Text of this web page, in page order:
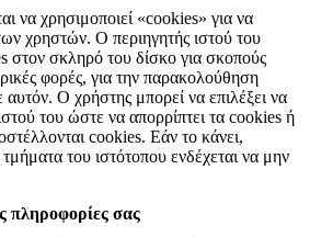
να χρησιμοποιεί «cookies» για να
χρηστών. Ο περιηγητής ιστού του
στον σκληρό του δίσκο για σκοπούς
φορές, για την παρακολούθηση
Ο χρήστης μπορεί να επιλέξει να
του ώστε να απορρίπτει τα cookies ή
cookies. Εάν το κάνει,
του ιστότοπου ενδέχεται να μην
πληροφορίες σας